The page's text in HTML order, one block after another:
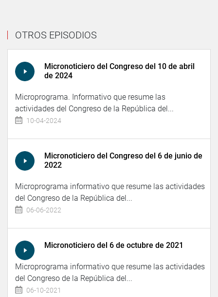
OTROS EPISODIOS
Micronoticiero del Congreso del 10 de abril
de 2024
Microprograma. Informativo que resume las
actividades del Congreso de la República del...
10-04-2024
Micronoticiero del Congreso del 6 de junio de
2022
Microprograma informativo que resume las actividades
del Congreso de la República del...
06-06-2022
Micronoticiero del 6 de octubre de 2021
Microprograma informativo que resume las actividades
del Congreso de la República del...
06-10-2021